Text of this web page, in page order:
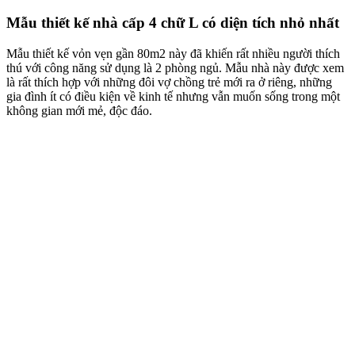
Mẫu thiết kế nhà cấp 4 chữ L có diện tích nhỏ nhất
Mẫu thiết kế vỏn vẹn gần 80m2 này đã khiến rất nhiều người thích
thú với công năng sử dụng là 2 phòng ngủ. Mẫu nhà này được xem
là rất thích hợp với những đôi vợ chồng trẻ mới ra ở riêng, những
gia đình ít có điều kiện về kinh tế nhưng vẫn muốn sống trong một
không gian mới mẻ, độc đáo.